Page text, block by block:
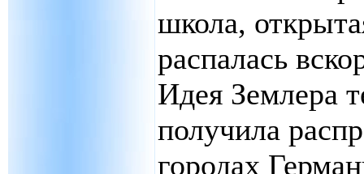
школа,
распалась
Идея Землера
получила
городах